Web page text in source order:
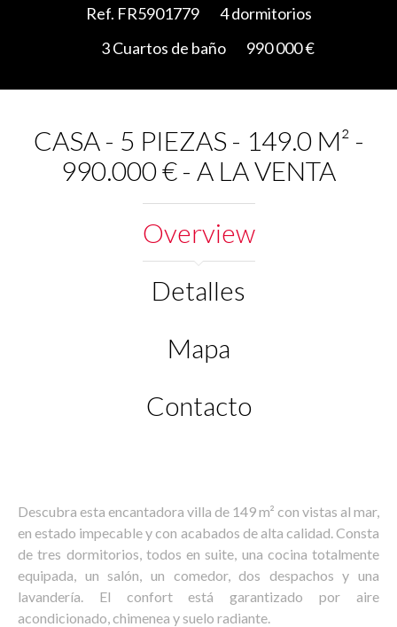
Ref. FR5901779
4 dormitorios
3 Cuartos de baño
990 000 €
CASA - 5 PIEZAS - 149.0 M² -
990.000 € - A LA VENTA
Overview
Detalles
Mapa
Contacto
Descubra esta encantadora villa de 149 m² con vistas al mar,
en estado impecable y con acabados de alta calidad. Consta
de tres dormitorios, todos en suite, una cocina totalmente
equipada, un salón, un comedor, dos despachos y una
lavandería. El confort está garantizado por aire
acondicionado, chimenea y suelo radiante.